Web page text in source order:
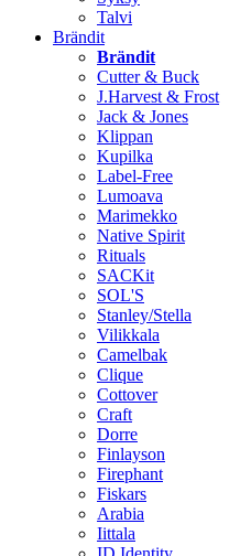
Talvi
Brändit
Brändit
Cutter & Buck
J.Harvest & Frost
Jack & Jones
Klippan
Kupilka
Label-Free
Lumoava
Marimekko
Native Spirit
Rituals
SACKit
SOL'S
Stanley/Stella
Vilikkala
Camelbak
Clique
Cottover
Craft
Dorre
Finlayson
Firephant
Fiskars
Arabia
Iittala